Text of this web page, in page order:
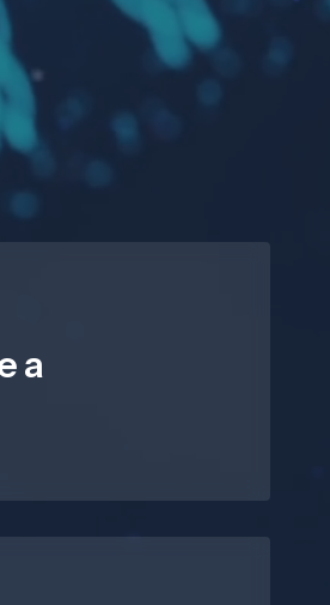
a